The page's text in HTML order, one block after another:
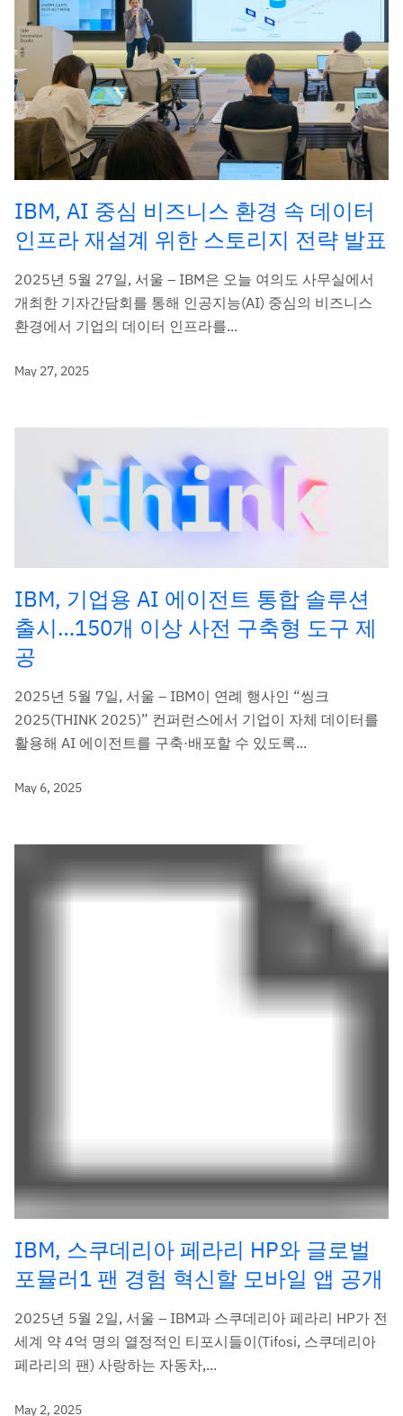
IBM, AI 중심 비즈니스 환경 속 데이터
인프라 재설계 위한 스토리지 전략 발표
2025년 5월 27일, 서울 – IBM은 오늘 여의도 사무실에서
개최한 기자간담회를 통해 인공지능(AI) 중심의 비즈니스
환경에서 기업의 데이터 인프라를...
May 27, 2025
IBM, 기업용 AI 에이전트 통합 솔루션
출시…150개 이상 사전 구축형 도구 제
공
2025년 5월 7일, 서울 – IBM이 연례 행사인 “씽크
2025(THINK 2025)” 컨퍼런스에서 기업이 자체 데이터를
활용해 AI 에이전트를 구축·배포할 수 있도록...
May 6, 2025
IBM, 스쿠데리아 페라리 HP와 글로벌
포뮬러1 팬 경험 혁신할 모바일 앱 공개
2025년 5월 2일, 서울 – IBM과 스쿠데리아 페라리 HP가 전
세계 약 4억 명의 열정적인 티포시들이(Tifosi, 스쿠데리아
페라리의 팬) 사랑하는 자동차,...
May 2, 2025